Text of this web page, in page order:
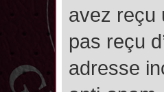
avez reçu
pas reçu
adresse